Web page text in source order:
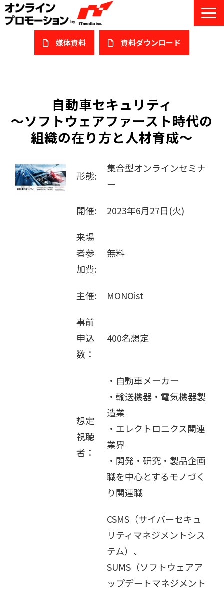
媒体資料 ​資料ダウンロード
私たちについて
サービスガイド/お役立ち資料
課題/ターゲット別で探す
オンライン展示会/協賛ウェビナー
セミナー情報/ブログ
販売パートナー募集
自動車セキュリティ
～ソフトウェアファースト時代の
組織の在り方と人材育成～
形態:
集合型オンラインセミナ
ー
開催: 2023年6月27日(火)
来場
者参
加費:
無料
主催: MONOist
事前
申込
数：
400名想定
想定
視聴
者：
・自動車メーカー
・輸送機器・電気機器製
造業
・エレクトロニクス関連
業界
・開発・研究・製品企画
職を中心とするモノづく
り関連職
CSMS（サイバーセキュ
リティマネジメントシス
テム）、
SUMS（ソフトウェアア
ップデートマネジメント